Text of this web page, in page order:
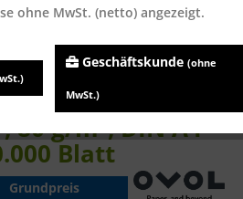
80 g/m², DIN A4 -
Blatt
Grundpreis
ohne MwSt. (netto) angezeigt.
Geschäftskunde (ohne
MwSt.)